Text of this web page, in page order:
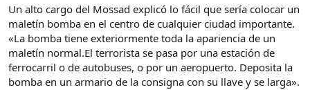
Un alto cargo del Mossad explicó lo fácil que sería colocar un
maletín bomba en el centro de cualquier ciudad importante.
«La bomba tiene exteriormente toda la apariencia de un
maletín normal.El terrorista se pasa por una estación de
ferrocarril o de autobuses, o por un aeropuerto. Deposita la
bomba en un armario de la consigna con su llave y se larga».